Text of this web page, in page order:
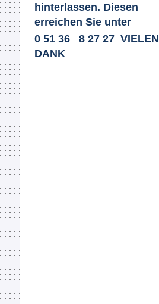
hinterlassen. Diesen
erreichen Sie unter
0 51 36 8 27 27 VIELEN
DANK